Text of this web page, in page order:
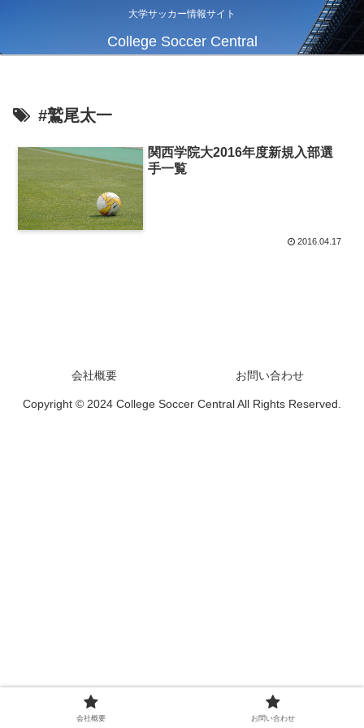
大学サッカー情報サイト
College Soccer Central
#鷲尾太一
関西学院大2016年度新規入部選
手一覧
2016.04.17
会社概要 お問い合わせ
Copyright © 2024 College Soccer Central All Rights Reserved.
会社概要 お問い合わせ